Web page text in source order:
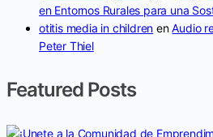
en Entornos Rurales para una
otitis media in children enAudio
Peter Thiel
Featured Posts